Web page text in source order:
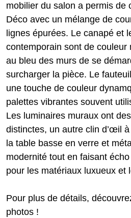
mobilier du salon a permis de
Déco avec un mélange de
lignes épurées. Le canapé et
contemporain sont de couleur
au bleu des murs de se
surcharger la pièce. Le
une touche de couleur
palettes vibrantes souvent
Les luminaires muraux ont
distinctes, un autre clin d’œil
la table basse en verre et
modernité tout en faisant
pour les matériaux luxueux et
Pour plus de détails,
photos !